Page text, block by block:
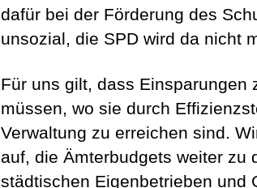
dafür bei der Förderung des
unsozial, die SPD wird da nicht
Für uns gilt, dass Einsparungen
müssen, wo sie durch
Verwaltung zu erreichen sind.
auf, die Ämterbudgets weiter zu
städtischen Eigenbetrieben und